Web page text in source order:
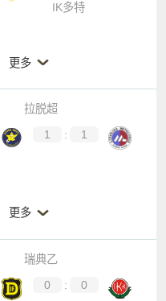
IK多特
更多
拉脱超
1 :
1
更多
瑞典乙
0 :
0